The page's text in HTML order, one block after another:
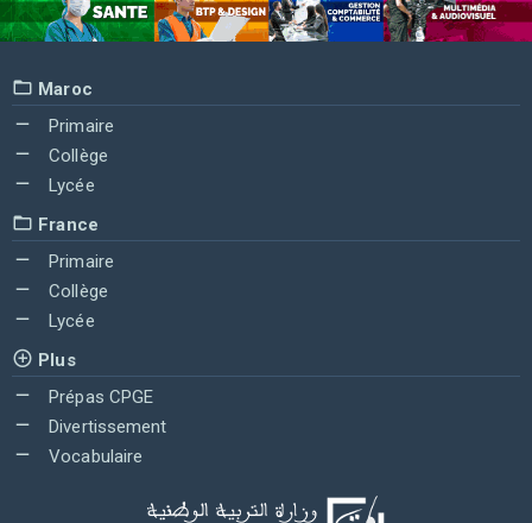
Maroc
Primaire
Collège
Lycée
France
Primaire
Collège
Lycée
Plus
Prépas CPGE
Divertissement
Vocabulaire